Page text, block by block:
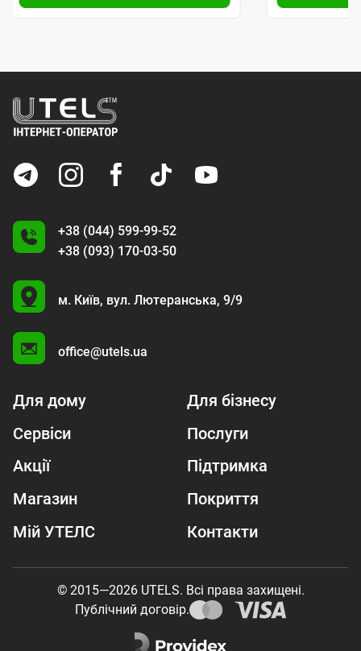
+38 (044) 599-99-52
+38 (093) 170-03-50
U
м. Київ, вул. Лютеранська, 9/9
office@utels.ua
Для дому
Для бізнесу
Сервіси
Послуги
Акції
Підтримка
Магазин
Покриття
Мій УТЕЛС
Контакти
© 2015—2026 UTELS. Всі права захищені.
Публічний договір.